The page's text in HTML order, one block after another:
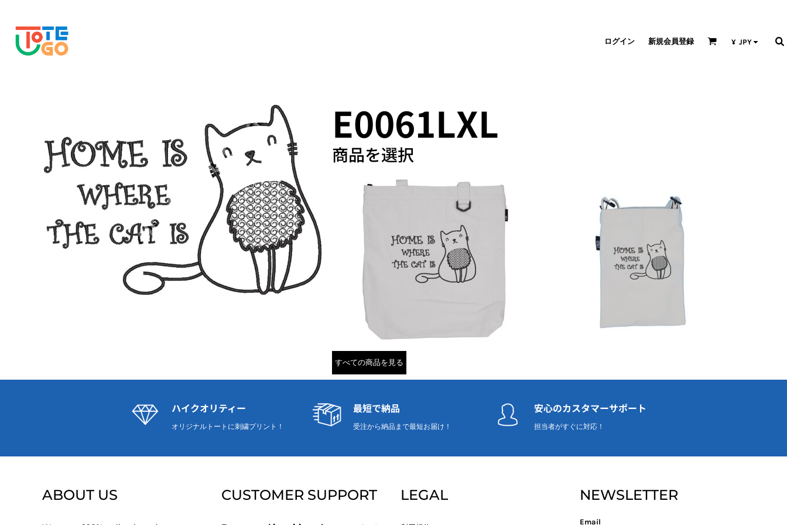
ログイン 新規会員登録 ¥ JPY
E0061LXL
商品を選択
すべての商品を見る
ハイクオリティー
オリジナルトートに刺繍プリント！
最短で納品
受注から納品まで最短お届け！
安心のカスタマーサポート
担当者がすぐに対応！
ABOUT US CUSTOMER SUPPORT LEGAL NEWSLETTER
Email
ログイン
新規会員登録